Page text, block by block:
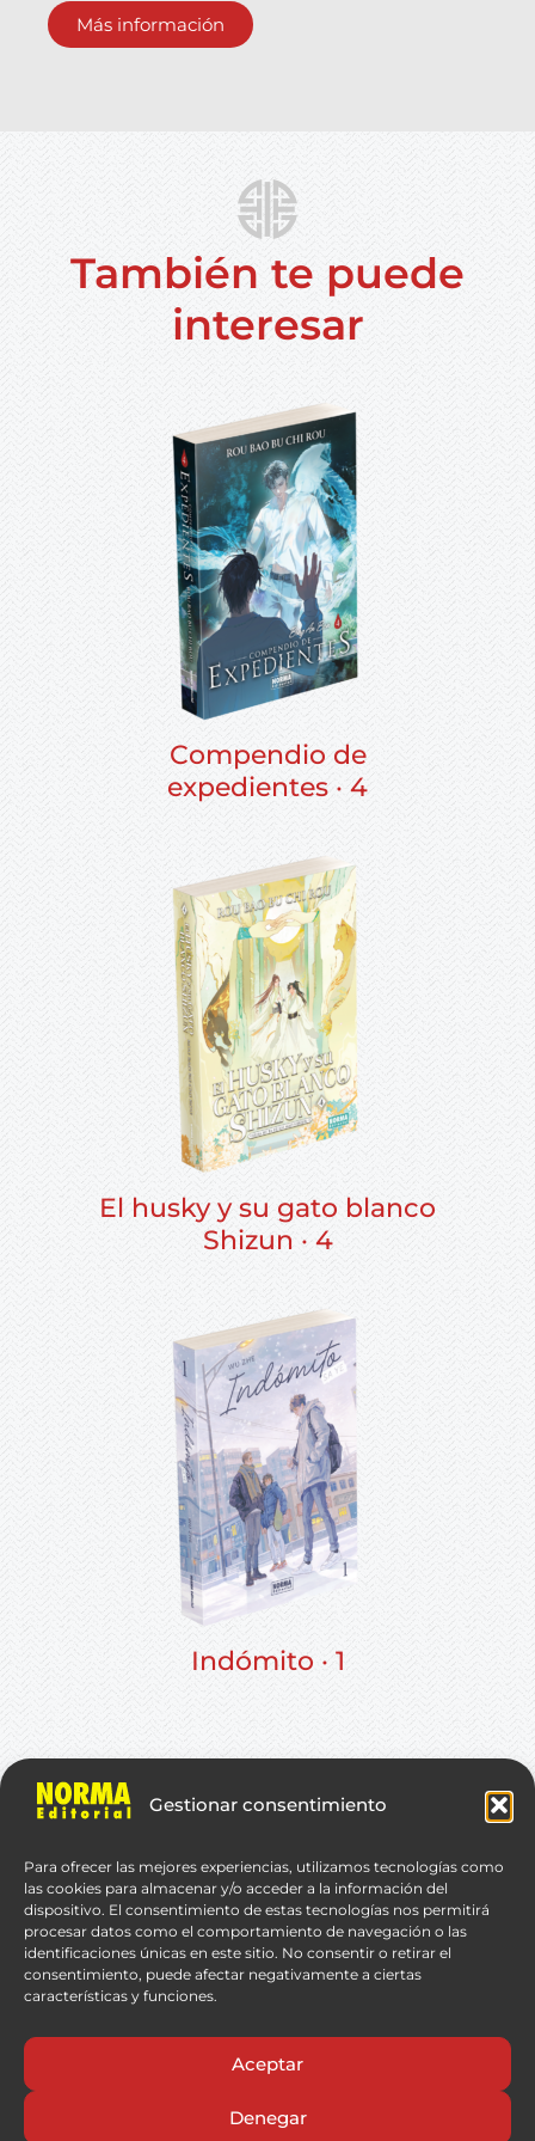
Gestionar consentimiento
Para ofrecer las mejores experiencias, utilizamos tecnologías como
las cookies para almacenar y/o acceder a la información del
dispositivo. El consentimiento de estas tecnologías nos permitirá
procesar datos como el comportamiento de navegación o las
identificaciones únicas en este sitio. No consentir o retirar el
consentimiento, puede afectar negativamente a ciertas
características y funciones.
Aceptar
Denegar
Más información
También te puede
interesar
Compendio de
expedientes · 4
El husky y su gato blanco
Shizun · 4
Indómito · 1